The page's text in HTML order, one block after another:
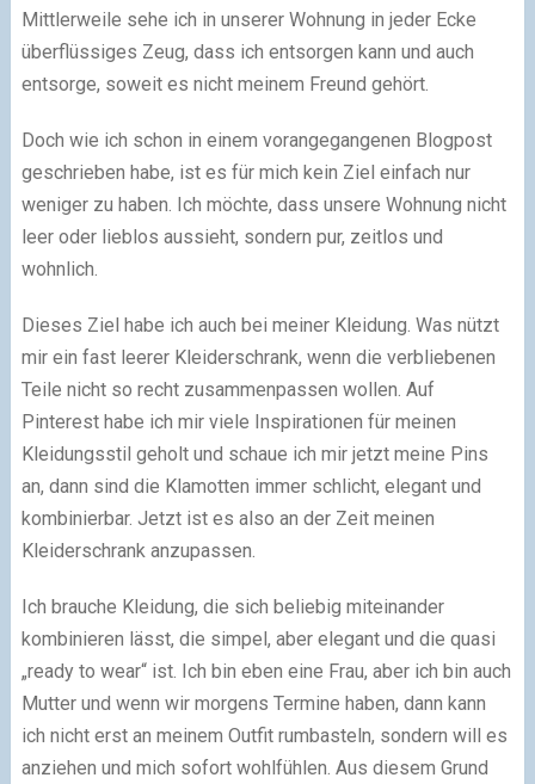
Mittlerweile sehe ich in unserer Wohnung in jeder Ecke
überflüssiges Zeug, dass ich entsorgen kann und auch
entsorge, soweit es nicht meinem Freund gehört.
Doch wie ich schon in einem vorangegangenen Blogpost
geschrieben habe, ist es für mich kein Ziel einfach nur
weniger zu haben. Ich möchte, dass unsere Wohnung nicht
leer oder lieblos aussieht, sondern pur, zeitlos und
wohnlich.
Dieses Ziel habe ich auch bei meiner Kleidung. Was nützt
mir ein fast leerer Kleiderschrank, wenn die verbliebenen
Teile nicht so recht zusammenpassen wollen. Auf
Pinterest habe ich mir viele Inspirationen für meinen
Kleidungsstil geholt und schaue ich mir jetzt meine Pins
an, dann sind die Klamotten immer schlicht, elegant und
kombinierbar. Jetzt ist es also an der Zeit meinen
Kleiderschrank anzupassen.
Ich brauche Kleidung, die sich beliebig miteinander
kombinieren lässt, die simpel, aber elegant und die quasi
„ready to wear“ ist. Ich bin eben eine Frau, aber ich bin auch
Mutter und wenn wir morgens Termine haben, dann kann
ich nicht erst an meinem Outfit rumbasteln, sondern will es
anziehen und mich sofort wohlfühlen. Aus diesem Grund